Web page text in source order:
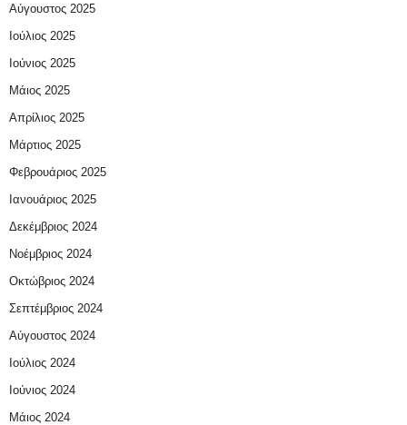
Αύγουστος 2025
Ιούλιος 2025
Ιούνιος 2025
Μάιος 2025
Απρίλιος 2025
Μάρτιος 2025
Φεβρουάριος 2025
Ιανουάριος 2025
Δεκέμβριος 2024
Νοέμβριος 2024
Οκτώβριος 2024
Σεπτέμβριος 2024
Αύγουστος 2024
Ιούλιος 2024
Ιούνιος 2024
Μάιος 2024